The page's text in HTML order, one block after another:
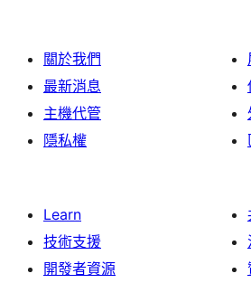
關於我們
最新消息
主機代管
隱私權
Learn
技術支援
開發者資源